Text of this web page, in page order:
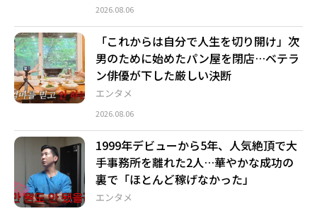
2026.08.06
エンタメ
「これからは自分で人生を切り開け」次
男のために始めたパン屋を閉店…ベテラ
ン俳優が下した厳しい決断
2026.08.06
エンタメ
1999年デビューから5年、人気絶頂で大
手事務所を離れた2人…華やかな成功の
裏で「ほとんど稼げなかった」